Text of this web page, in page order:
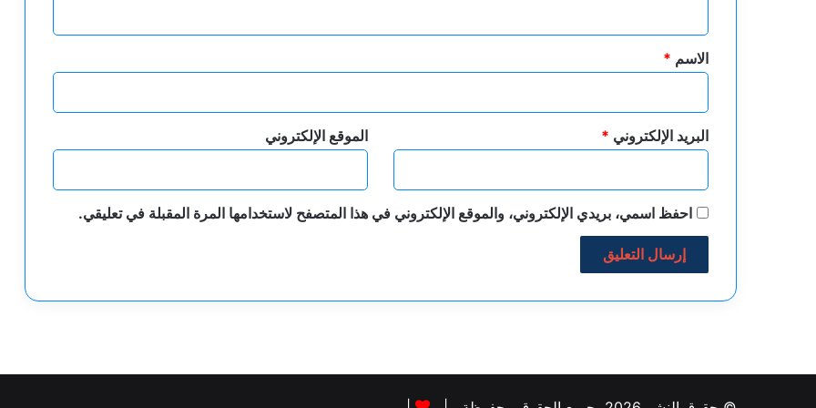
*
الاسم *
البريد الإلكتروني * الموقع الإلكتروني
احفظ اسمي، بريدي الإلكتروني، والموقع الإلكتروني في هذا المتصفح لاستخدامها المرة المقبلة في تعليقي.